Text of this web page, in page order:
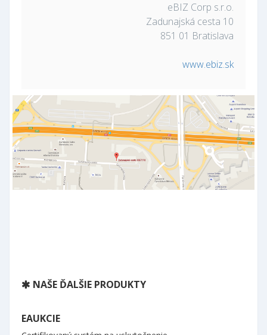
eBIZ Corp s.r.o.
Zadunajská cesta 10
851 01 Bratislava
www.ebiz.sk
NAŠE ĎALŠIE PRODUKTY
EAUKCIE